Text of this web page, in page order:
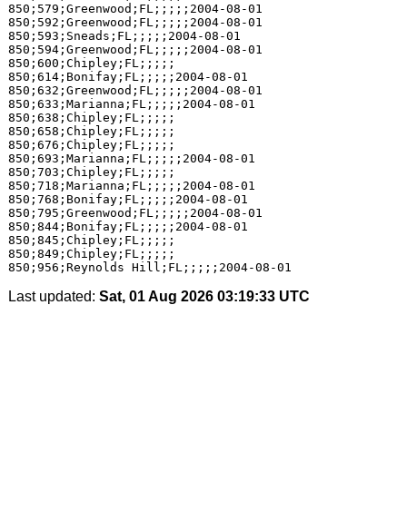
850;579;Greenwood;FL;;;;;2004-08-01
850;592;Greenwood;FL;;;;;2004-08-01
850;593;Sneads;FL;;;;;2004-08-01
850;594;Greenwood;FL;;;;;2004-08-01
850;600;Chipley;FL;;;;;
850;614;Bonifay;FL;;;;;2004-08-01
850;632;Greenwood;FL;;;;;2004-08-01
850;633;Marianna;FL;;;;;2004-08-01
850;638;Chipley;FL;;;;;
850;658;Chipley;FL;;;;;
850;676;Chipley;FL;;;;;
850;693;Marianna;FL;;;;;2004-08-01
850;703;Chipley;FL;;;;;
850;718;Marianna;FL;;;;;2004-08-01
850;768;Bonifay;FL;;;;;2004-08-01
850;795;Greenwood;FL;;;;;2004-08-01
850;844;Bonifay;FL;;;;;2004-08-01
850;845;Chipley;FL;;;;;
850;849;Chipley;FL;;;;;
Last updated: Sat, 01 Aug 2026 03:19:33 UTC